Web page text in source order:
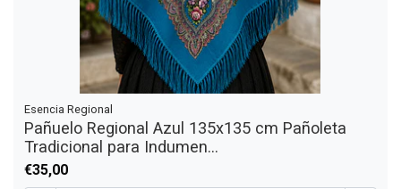
Esencia Regional
Pañuelo Regional Azul 135x135 cm Pañoleta
Tradicional para Indumen...
€35,00